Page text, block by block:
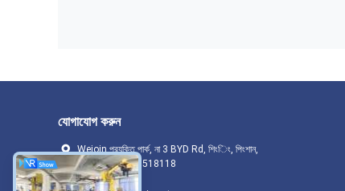
যোগাযোগ করুন
Wejoin প্রযুক্তি পার্ক, না 3 BYD Rd, শিংিং, পিংশান,
শেনজেন সিটি, RPC.518118